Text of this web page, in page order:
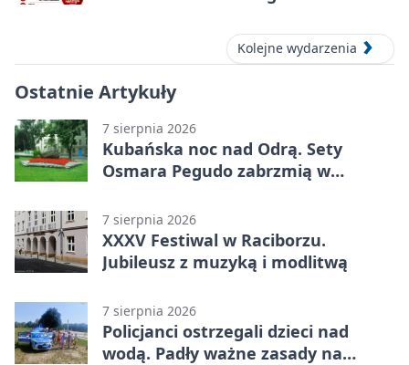
Kolejne wydarzenia
Ostatnie Artykuły
7 sierpnia 2026
Kubańska noc nad Odrą. Sety
Osmara Pegudo zabrzmią w
7 sierpnia 2026
XXXV Festiwal w Raciborzu.
Jubileusz z muzyką i modlitwą
7 sierpnia 2026
Policjanci ostrzegali dzieci nad
wodą. Padły ważne zasady na